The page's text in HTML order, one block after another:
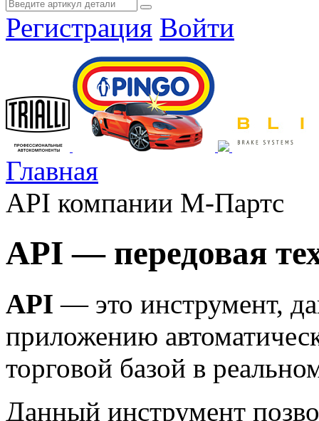
Регистрация Войти
Главная
API компании М-Партс
API — передовая
API — это инструмент,
приложению
торговой базой в
Данный инструмент